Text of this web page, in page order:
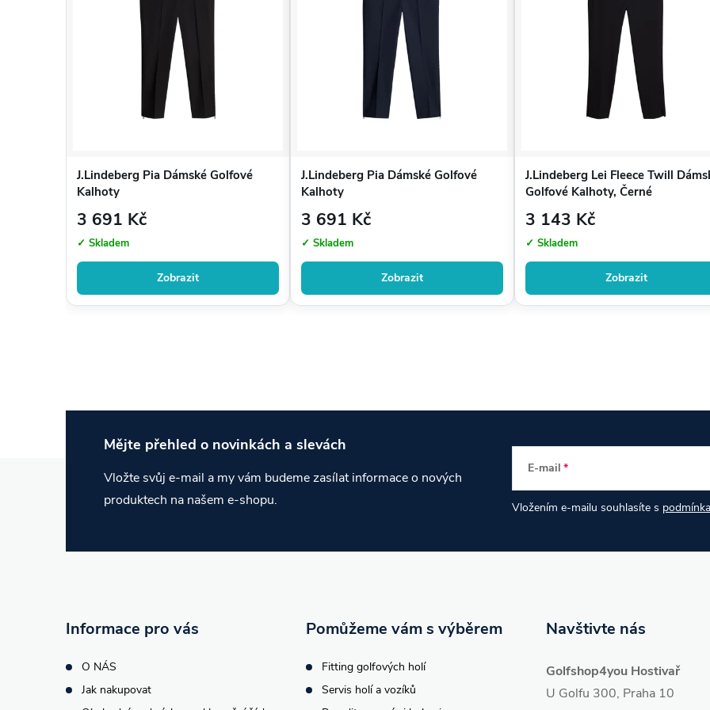
J.Lindeberg Pia Dámské Golfové
Kalhoty
3 691 Kč
✓ Skladem
Zobrazit
J.Lindeberg Pia Dámské Golfové
Kalhoty
3 691 Kč
✓ Skladem
Zobrazit
J.Lindeberg Lei Fleece Twill
Golfové Kalhoty, Černé
3 143 Kč
✓ Skladem
Zobrazit
Mějte přehled o novinkách a slevách
Vložte svůj e-mail a my vám budeme zasílat informace o nových
produktech na našem e-shopu.
E-mail
Vložením e-mailu souhlasíte s
Informace pro vás
O NÁS
Jak nakupovat
Navštivte nás
Golfshop4you Hostivař
U Golfu 300, Praha 10
Pomůžeme vám s výběrem
Fitting golfových holí
Servis holí a vozíků